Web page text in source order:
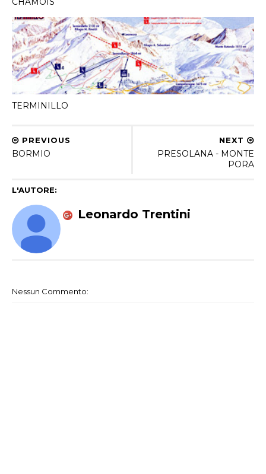
TERMINILLO
NEXT
PRESOLANA - MONTE
PORA
PREVIOUS
BORMIO
L'AUTORE:
Leonardo Trentini
Nessun Commento: